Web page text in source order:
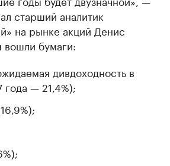
старший аналитик
на рынке акций Денис
вошли бумаги:
дивдоходность в
года — 21,4%);